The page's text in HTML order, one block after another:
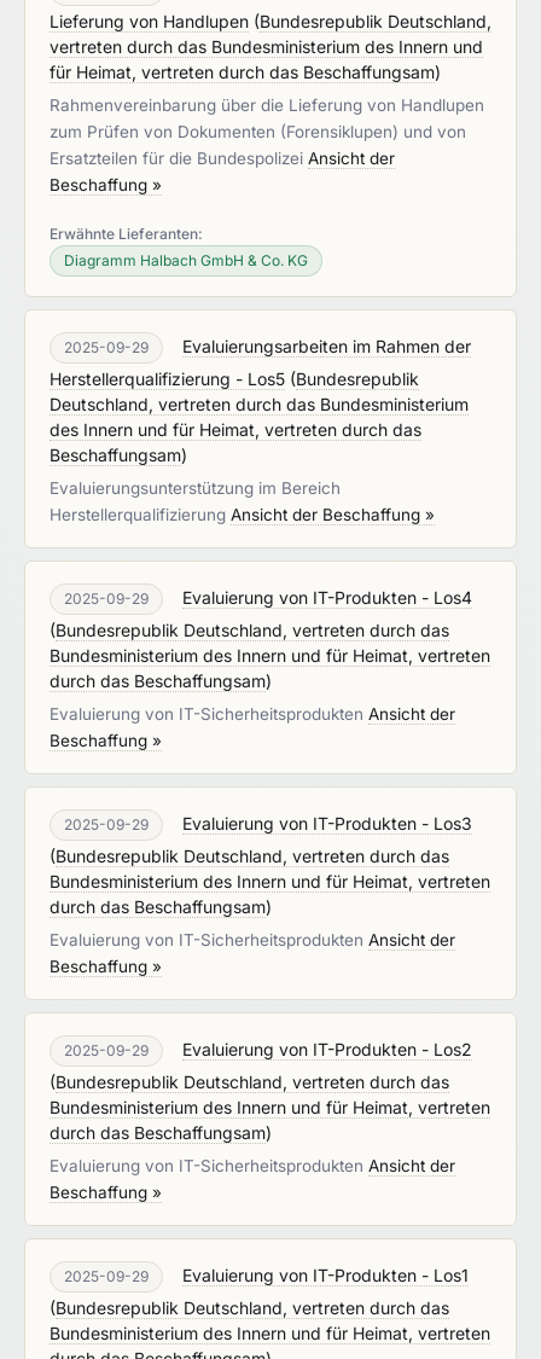
Lieferung von Handlupen (Bundesrepublik Deutschland,
vertreten durch das Bundesministerium des Innern und
für Heimat, vertreten durch das Beschaffungsam)
Rahmenvereinbarung über die Lieferung von Handlupen
zum Prüfen von Dokumenten (Forensiklupen) und von
Ersatzteilen für die Bundespolizei Ansicht der
Beschaffung »
Erwähnte Lieferanten:
Diagramm Halbach GmbH & Co. KG
2025-09-29
Evaluierungsarbeiten im Rahmen der
Herstellerqualifizierung - Los5 (Bundesrepublik
Deutschland, vertreten durch das Bundesministerium
des Innern und für Heimat, vertreten durch das
Beschaffungsam)
Evaluierungsunterstützung im Bereich
Herstellerqualifizierung Ansicht der Beschaffung »
2025-09-29
Evaluierung von IT-Produkten - Los4
(Bundesrepublik Deutschland, vertreten durch das
Bundesministerium des Innern und für Heimat, vertreten
durch das Beschaffungsam)
Evaluierung von IT-Sicherheitsprodukten Ansicht der
Beschaffung »
2025-09-29
Evaluierung von IT-Produkten - Los3
(Bundesrepublik Deutschland, vertreten durch das
Bundesministerium des Innern und für Heimat, vertreten
durch das Beschaffungsam)
Evaluierung von IT-Sicherheitsprodukten Ansicht der
Beschaffung »
2025-09-29
Evaluierung von IT-Produkten - Los2
(Bundesrepublik Deutschland, vertreten durch das
Bundesministerium des Innern und für Heimat, vertreten
durch das Beschaffungsam)
Evaluierung von IT-Sicherheitsprodukten Ansicht der
Beschaffung »
2025-09-29
Evaluierung von IT-Produkten - Los1
(Bundesrepublik Deutschland, vertreten durch das
Bundesministerium des Innern und für Heimat, vertreten